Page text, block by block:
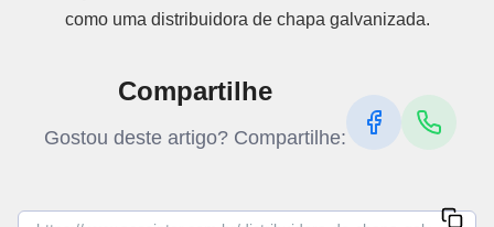
como uma distribuidora de chapa galvanizada.
Compartilhe
Gostou deste artigo? Compartilhe: